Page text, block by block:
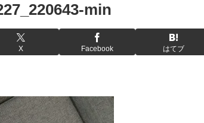
min
X Facebook はてブ